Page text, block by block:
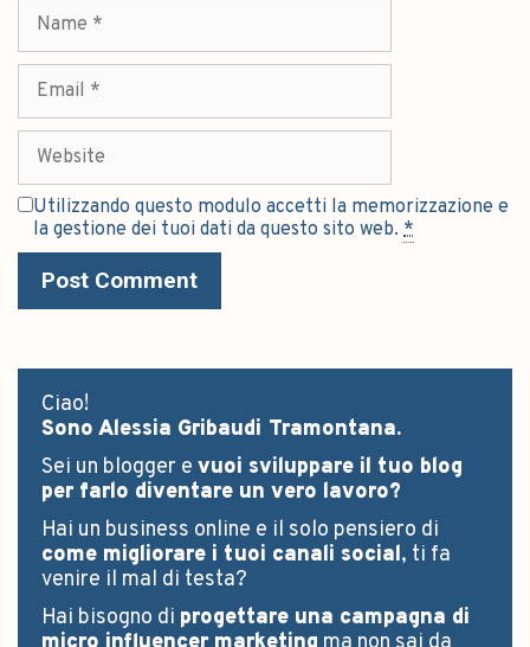
Utilizzando questo modulo accetti la memorizzazione e
la gestione dei tuoi dati da questo sito web. *
Ciao!
Sono Alessia Gribaudi Tramontana.
Sei un blogger e vuoi sviluppare il tuo blog
per farlo diventare un vero lavoro?
Hai un business online e il solo pensiero di
come migliorare i tuoi canali social, ti fa
venire il mal di testa?
Hai bisogno di progettare una campagna di